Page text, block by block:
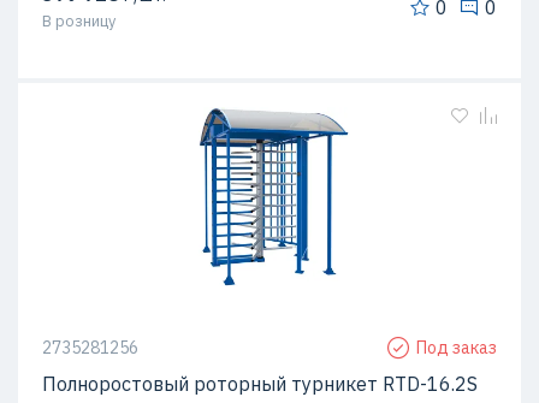
В розницу
0 0
2735281256 Под заказ
Полноростовый роторный турникет RTD-16.2S